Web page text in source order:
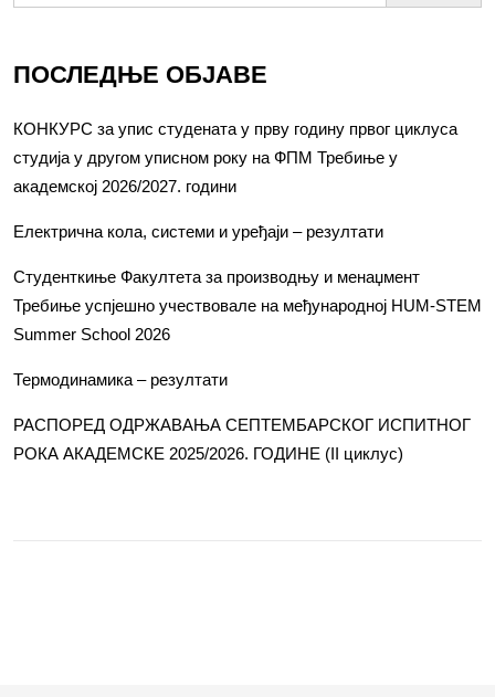
ПОСЛЕДЊЕ ОБЈАВЕ
КОНКУРС за упис студената у прву годину првог циклуса
студија у другом уписном року на ФПМ Требиње у
академској 2026/2027. години
Електрична кола, системи и уређаји – резултати
Студенткиње Факултета за производњу и менаџмент
Требиње успјешно учествовале на међународној HUM-STEM
Summer School 2026
Термодинамика – резултати
РАСПОРЕД ОДРЖАВАЊА СЕПТЕМБАРСКОГ ИСПИТНОГ
РОКА АКАДЕМСКЕ 2025/2026. ГОДИНЕ (II циклус)